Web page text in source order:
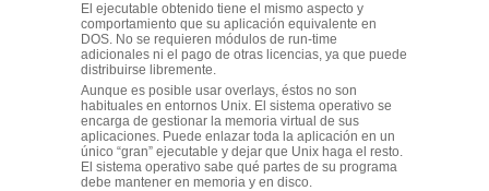
El ejecutable obtenido tiene el mismo aspecto y
comportamiento que su aplicación equivalente en
DOS. No se requieren módulos de run-time
adicionales ni el pago de otras licencias, ya que puede
distribuirse libremente.
Aunque es posible usar overlays, éstos no son
habituales en entornos Unix. El sistema operativo se
encarga de gestionar la memoria virtual de sus
aplicaciones. Puede enlazar toda la aplicación en un
único “gran” ejecutable y dejar que Unix haga el resto.
El sistema operativo sabe qué partes de su programa
debe mantener en memoria y en disco.